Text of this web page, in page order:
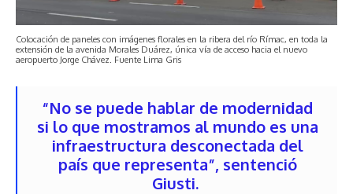
Colocación de paneles con imágenes florales en la ribera del río Rímac, en toda la
extensión de la avenida Morales Duárez, única vía de acceso hacia el nuevo
aeropuerto Jorge Chávez. Fuente Lima Gris
“No se puede hablar de modernidad
si lo que mostramos al mundo es una
infraestructura desconectada del
país que representa”, sentenció
Giusti.